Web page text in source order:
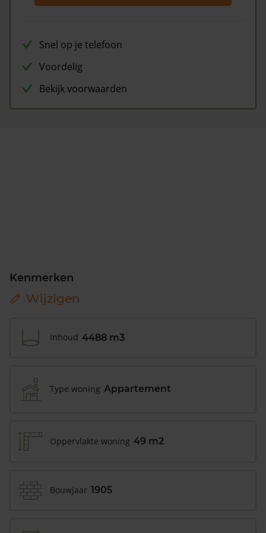
Snel op je telefoon
Voordelig
Bekijk voorwaarden
Kenmerken
Wijzigen
Inhoud 4488 m3
Type woning Appartement
Oppervlakte woning 49 m2
Bouwjaar 1905